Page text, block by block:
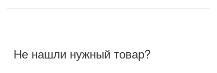
Не нашли нужный товар?